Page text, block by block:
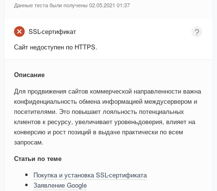
Данные теста были получены 02.05.2021 01:37
SSL-сертификат
Сайт недоступен по HTTPS.
Описание
Для продвижения сайтов коммерческой направленности важна
конфиденциальность обмена информацией междусервером и
посетителями. Это повышает лояльность потенциальных
клиентов к ресурсу, увеличивает уровеньдоверия, влияет на
конверсию и рост позиций в выдаче практически по всем
запросам.
Статьи по теме
Покупка и установка SSL-сертификата
Заявление Google